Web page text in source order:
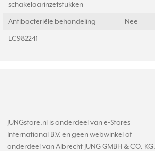
schakelaarinzetstukken
Antibacteriële behandeling Nee
LC982241
JUNGstore.nl is onderdeel van e-Stores
International B.V. en geen webwinkel of
onderdeel van Albrecht JUNG GMBH & CO. KG.